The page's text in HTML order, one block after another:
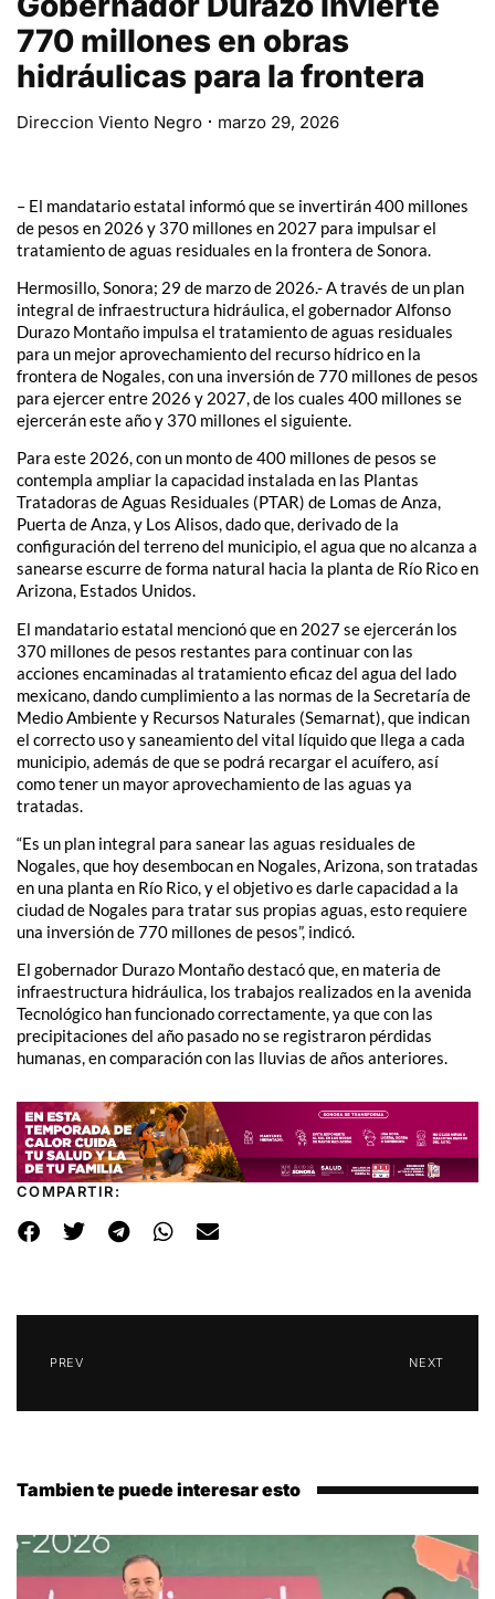
770 millones en obras
hidráulicas para la frontera
Direccion Viento Negro marzo 29, 2026
– El mandatario estatal informó que se invertirán 400 millones
de pesos en 2026 y 370 millones en 2027 para impulsar el
tratamiento de aguas residuales en la frontera de Sonora.
Hermosillo, Sonora; 29 de marzo de 2026.- A través de un plan
integral de infraestructura hidráulica, el gobernador Alfonso
Durazo Montaño impulsa el tratamiento de aguas residuales
para un mejor aprovechamiento del recurso hídrico en la
frontera de Nogales, con una inversión de 770 millones de pesos
para ejercer entre 2026 y 2027, de los cuales 400 millones se
ejercerán este año y 370 millones el siguiente.
Para este 2026, con un monto de 400 millones de pesos se
contempla ampliar la capacidad instalada en las Plantas
Tratadoras de Aguas Residuales (PTAR) de Lomas de Anza,
Puerta de Anza, y Los Alisos, dado que, derivado de la
configuración del terreno del municipio, el agua que no alcanza a
sanearse escurre de forma natural hacia la planta de Río Rico en
Arizona, Estados Unidos.
El mandatario estatal mencionó que en 2027 se ejercerán los
370 millones de pesos restantes para continuar con las
acciones encaminadas al tratamiento eficaz del agua del lado
mexicano, dando cumplimiento a las normas de la Secretaría de
Medio Ambiente y Recursos Naturales (Semarnat), que indican
el correcto uso y saneamiento del vital líquido que llega a cada
municipio, además de que se podrá recargar el acuífero, así
como tener un mayor aprovechamiento de las aguas ya
tratadas.
“Es un plan integral para sanear las aguas residuales de
Nogales, que hoy desembocan en Nogales, Arizona, son tratadas
en una planta en Río Rico, y el objetivo es darle capacidad a la
ciudad de Nogales para tratar sus propias aguas, esto requiere
una inversión de 770 millones de pesos”, indicó.
El gobernador Durazo Montaño destacó que, en materia de
infraestructura hidráulica, los trabajos realizados en la avenida
Tecnológico han funcionado correctamente, ya que con las
precipitaciones del año pasado no se registraron pérdidas
humanas, en comparación con las lluvias de años anteriores.
COMPARTIR:
PREV NEXT
Tambien te puede interesar esto